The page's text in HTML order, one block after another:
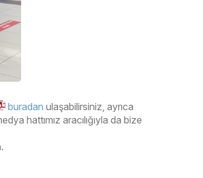
buradan ulaşabilirsiniz, ayrıca
hattımız aracılığıyla da bize